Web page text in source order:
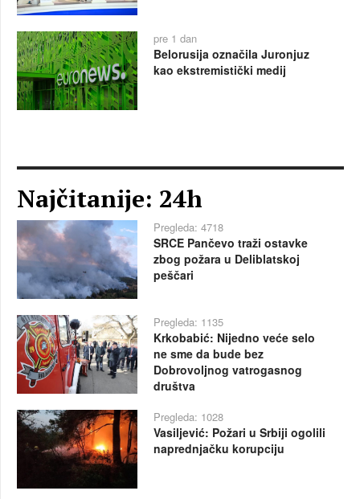
pre 1 dan
Belorusija označila Juronjuz
kao ekstremistički medij
Najčitanije: 24h
Pregleda: 4718
SRCE Pančevo traži ostavke
zbog požara u Deliblatskoj
peščari
Pregleda: 1135
Krkobabić: Nijedno veće selo
ne sme da bude bez
Dobrovoljnog vatrogasnog
društva
Pregleda: 1028
Vasiljević: Požari u Srbiji ogolili
naprednjačku korupciju